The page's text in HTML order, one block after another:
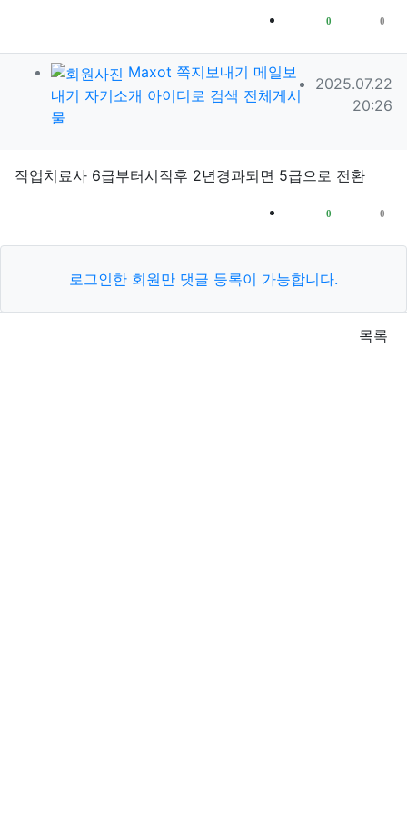
추천
0 비추천
0
Maxot님의 댓글
Maxot 쪽지보내기 메일보
내기 자기소개 아이디로 검색 전체게시
물
작성일
2025.07.22
20:26
작업치료사 6급부터시작후 2년경과되면 5급으로 전환
추천
0 비추천
0
로그인한 회원만 댓글 등록이 가능합니다.
목록